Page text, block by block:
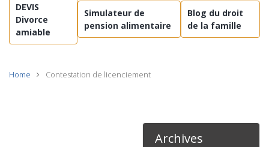
DEVIS
Divorce
amiable
Simulateur de
pension alimentaire
Blog du droit
de la famille
Home Contestation de licenciement
Archives